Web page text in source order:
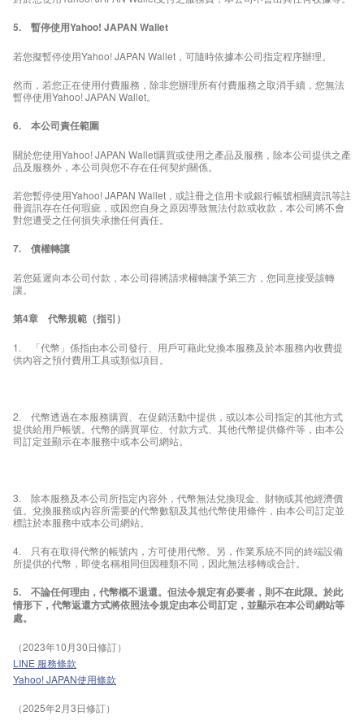
5. 暫停使用Yahoo! JAPAN Wallet
若您擬暫停使用Yahoo! JAPAN Wallet，可隨時依據本公司指定程序辦理。
然而，若您正在使用付費服務，除非您辦理所有付費服務之取消手續，您無法
暫停使用Yahoo! JAPAN Wallet。
6. 本公司責任範圍
關於您使用Yahoo! JAPAN Wallet購買或使用之產品及服務，除本公司提供之產
品及服務外，本公司與您不存在任何契約關係。
若您暫停使用Yahoo! JAPAN Wallet，或註冊之信用卡或銀行帳號相關資訊等註
冊資訊存在任何瑕疵，或因您自身之原因導致無法付款或收款，本公司將不會
對您遭受之任何損失承擔任何責任。
7. 債權轉讓
若您延遲向本公司付款，本公司得將請求權轉讓予第三方，您同意接受該轉
讓。
第4章 代幣規範（指引）
1. 「代幣」係指由本公司發行、用戶可藉此兌換本服務及於本服務內收費提
供內容之預付費用工具或類似項目。
2. 代幣透過在本服務購買、在促銷活動中提供，或以本公司指定的其他方式
提供給用戶帳號。代幣的購買單位、付款方式、其他代幣提供條件等，由本公
司訂定並顯示在本服務中或本公司網站。
3. 除本服務及本公司所指定內容外，代幣無法兌換現金、財物或其他經濟價
值。兌換服務或內容所需要的代幣數額及其他代幣使用條件，由本公司訂定並
標註於本服務中或本公司網站。
4. 只有在取得代幣的帳號內，方可使用代幣。另，作業系統不同的終端設備
所提供的代幣，即使名稱相同但因種類不同，因此無法移轉或合計。
5. 不論任何理由，代幣概不退還。但法令規定有必要者，則不在此限。於此
情形下，代幣返還方式將依照法令規定由本公司訂定，並顯示在本公司網站等
處。
（2023年10月30日修訂）
LINE 服務條款
Yahoo! JAPAN使用條款
（2025年2月3日修訂）